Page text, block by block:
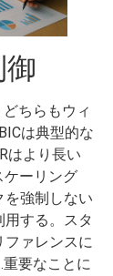
どちらもウィ
は典型的な
はより長い
ケーリング
を強制しない
する。スタ
ファレンスに
重要なことに